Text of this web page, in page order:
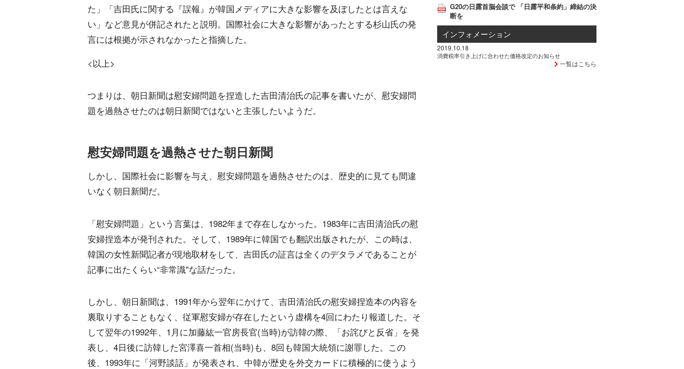
た」「吉田氏に関する『誤報』が韓国メディアに大きな影響を及ぼしたとは言えな
い」など意見が併記されたと説明。国際社会に大きな影響があったとする杉山氏の発
言には根拠が示されなかったと指摘した。
<以上>
つまりは、朝日新聞は慰安婦問題を捏造した吉田清治氏の記事を書いたが、慰安婦問
題を過熱させたのは朝日新聞ではないと主張したいようだ。
慰安婦問題を過熱させた朝日新聞
しかし、国際社会に影響を与え、慰安婦問題を過熱させたのは、歴史的に見ても間違
いなく朝日新聞だ。
「慰安婦問題」という言葉は、1982年まで存在しなかった。1983年に吉田清治氏の慰
安婦捏造本が発刊された。そして、1989年に韓国でも翻訳出版されたが、この時は、
韓国の女性新聞記者が現地取材をして、吉田氏の証言は全くのデタラメであることが
記事に出たくらい“非常識"な話だった。
しかし、朝日新聞は、1991年から翌年にかけて、吉田清治氏の慰安婦捏造本の内容を
裏取りすることもなく、従軍慰安婦が存在したという虚構を4回にわたり報道した。そ
して翌年の1992年、1月に加藤紘一官房長官(当時)が訪韓の際、「お詫びと反省」を発
表し、4日後に訪韓した宮澤喜一首相(当時)も、8回も韓国大統領に謝罪した。この
後、1993年に「河野談話」が発表され、中韓が歴史を外交カードに積極的に使うよう
G20の日露首脳会談で 「日露平和条約」締結の決
断を
インフォメーション
2019.10.18
消費税率引き上げに合わせた価格改定のお知らせ
一覧はこちら